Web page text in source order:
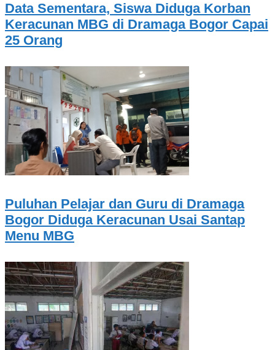
Data Sementara, Siswa Diduga Korban
Keracunan MBG di Dramaga Bogor Capai
25 Orang
Puluhan Pelajar dan Guru di Dramaga
Bogor Diduga Keracunan Usai Santap
Menu MBG